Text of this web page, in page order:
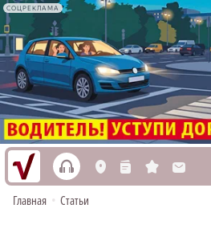
СОЦРЕКЛАМА
h L n s M
Главная • Статьи